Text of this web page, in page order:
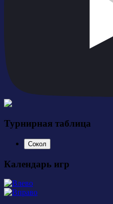
Турнирная таблица
Сокол
Календарь игр